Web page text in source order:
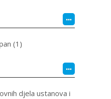
(1)
djela ustanova i